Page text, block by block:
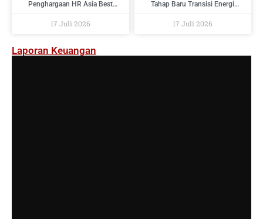
Penghargaan HR Asia Best
2026
17 Juli 2026
Tahap Baru Transisi Energi
Implementasi
17 Juli 2026
Laporan Keuangan